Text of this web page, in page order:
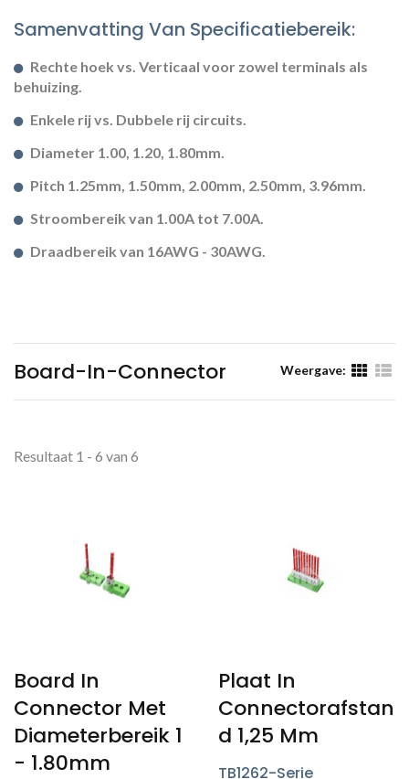
Samenvatting Van Specificatiebereik:
Rechte hoek vs. Verticaal voor zowel terminals als
behuizing.
Enkele rij vs. Dubbele rij circuits.
Diameter 1.00, 1.20, 1.80mm.
Pitch 1.25mm, 1.50mm, 2.00mm, 2.50mm, 3.96mm.
Stroombereik van 1.00A tot 7.00A.
Draadbereik van 16AWG - 30AWG.
Board-In-Connector Weergave:
Resultaat 1 - 6 van 6
Board In
Connector Met
Diameterbereik 1
- 1.80mm
Plaat In
Connectorafstan
D 1,25 Mm
TB1262-Serie